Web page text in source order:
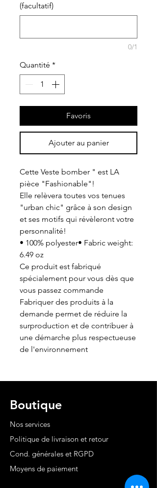
(facultatif)
0/1
Quantité *
Favoris
Ajouter au panier
Cette Veste bomber " est LA
pièce "Fashionable"!
Elle relèvera toutes vos tenues
"urban chic" grâce à son design
et ses motifs qui révèleront votre
personnalité!
• 100% polyester• Fabric weight:
6.49 oz
Ce produit est fabriqué
spécialement pour vous dès que
vous passez commande
Fabriquer des produits à la
demande permet de réduire la
surproduction et de contribuer à
une démarche plus respectueuse
de l'environnement
Boutique
Nos services
Politique de livraison et retour
Cond. générales et RGPD
Moyens de paiement